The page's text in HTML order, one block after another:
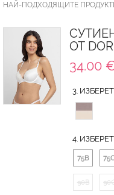
НАЙ-ПОДХОДЯЩИТЕ
ОТ
34.00
3.
4.
75B
90B